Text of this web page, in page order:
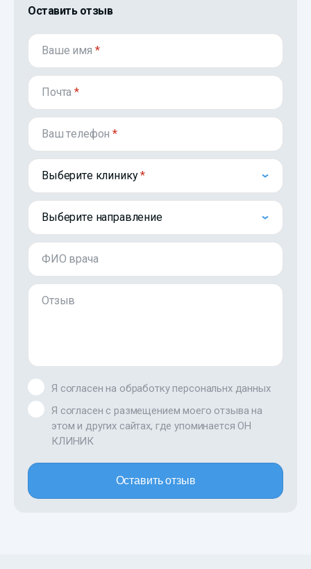
Оставить отзыв
Ваше имя *
Почта*
Ваш телефон*
Выберите клинику
Выберите направление
ФИО врача
Отзыв
Я согласен на обработку персональнх данных
Я согласен с размещением моего отзыва на
этом и других сайтах, где упоминается ОН
КЛИНИК
Оставить отзыв